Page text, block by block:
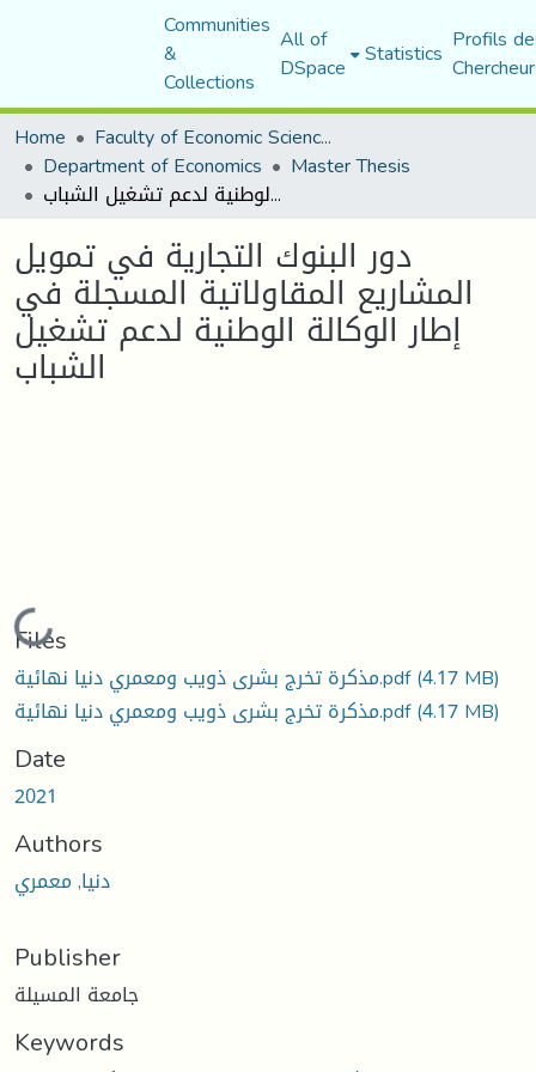
Communities
&
Collections
All of
DSpace Statistics Profils
Home
Faculty of Economic Sciences, Commerce and Management Sciences
Department of Economics Master Thesis
دور البنوك التجارية في تمويل المشاريع المقاولاتية المسجلة في إطار الوكالة الوطنية لدعم تشغيل الشباب
دور البنوك التجارية في تمويل
المشاريع المقاولاتية المسجلة في
إطار الوكالة الوطنية لدعم تشغيل
الشباب
Loading...
Files
مذكرة تخرج بشرى ذويب ومعمري دنيا نهائية.pdf(4.17 MB)
مذكرة تخرج بشرى ذويب ومعمري دنيا نهائية.pdf(4.17 MB)
Date
2021
Authors
دنيا, معمري
Publisher
جامعة المسيلة
Keywords